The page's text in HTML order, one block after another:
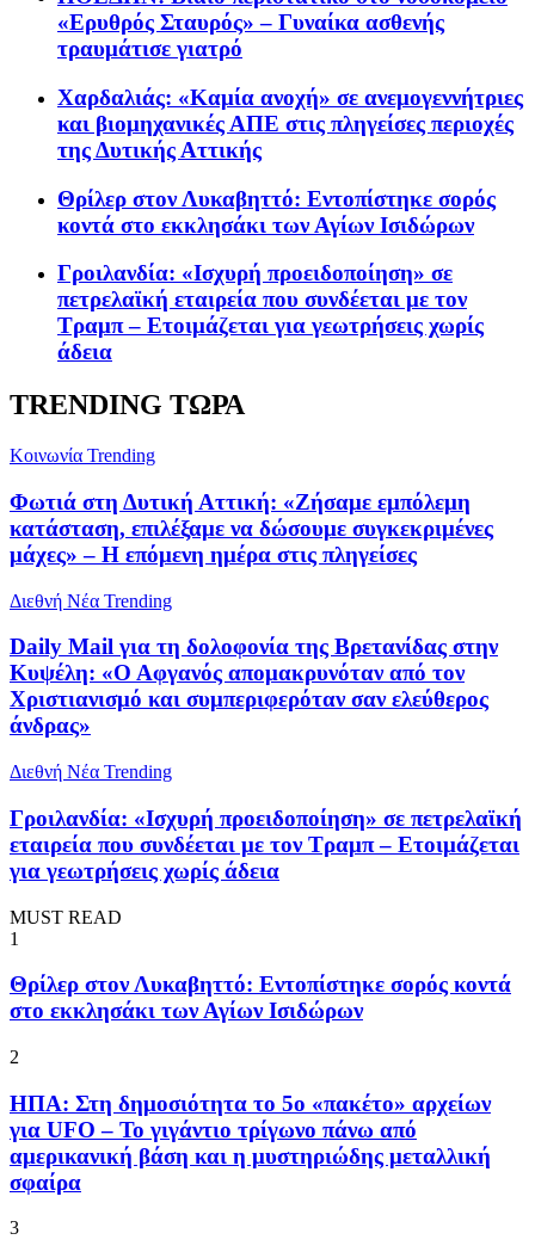
«Ερυθρός Σταυρός» – Γυναίκα ασθενής
τραυμάτισε γιατρό
Χαρδαλιάς: «Καμία ανοχή» σε ανεμογεννήτριες
και βιομηχανικές ΑΠΕ στις πληγείσες περιοχές
της Δυτικής Αττικής
Θρίλερ στον Λυκαβηττό: Εντοπίστηκε σορός
κοντά στο εκκλησάκι των Αγίων Ισιδώρων
Γροιλανδία: «Ισχυρή προειδοποίηση» σε
πετρελαϊκή εταιρεία που συνδέεται με τον
Τραμπ – Ετοιμάζεται για γεωτρήσεις χωρίς
άδεια
TRENDING ΤΩΡΑ
Κοινωνία Trending
Φωτιά στη Δυτική Αττική: «Ζήσαμε εμπόλεμη
κατάσταση, επιλέξαμε να δώσουμε συγκεκριμένες
μάχες» – Η επόμενη ημέρα στις πληγείσες
Διεθνή Νέα Trending
Daily Mail για τη δολοφονία της Βρετανίδας στην
Κυψέλη: «Ο Αφγανός απομακρυνόταν από τον
Χριστιανισμό και συμπεριφερόταν σαν ελεύθερος
άνδρας»
Διεθνή Νέα Trending
Γροιλανδία: «Ισχυρή προειδοποίηση» σε πετρελαϊκή
εταιρεία που συνδέεται με τον Τραμπ – Ετοιμάζεται
για γεωτρήσεις χωρίς άδεια
MUST READ
1
Θρίλερ στον Λυκαβηττό: Εντοπίστηκε σορός κοντά
στο εκκλησάκι των Αγίων Ισιδώρων
2
ΗΠΑ: Στη δημοσιότητα το 5ο «πακέτο» αρχείων
για UFO – Το γιγάντιο τρίγωνο πάνω από
αμερικανική βάση και η μυστηριώδης μεταλλική
σφαίρα
3